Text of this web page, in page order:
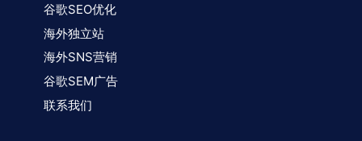
谷歌SEO优化
海外独立站
海外SNS营销
谷歌SEM广告
联系我们